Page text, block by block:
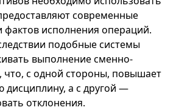
современные
исполнения операций.
подобные системы
выполнение сменно-
что, с одной стороны, повышает
дисциплину, а с другой —
отклонения.